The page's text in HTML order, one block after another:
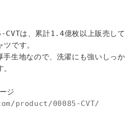
は、累計1.4億枚以上販売して
です。
生地なので、洗濯にも強いしっか
ジ
product/00085-CVT/